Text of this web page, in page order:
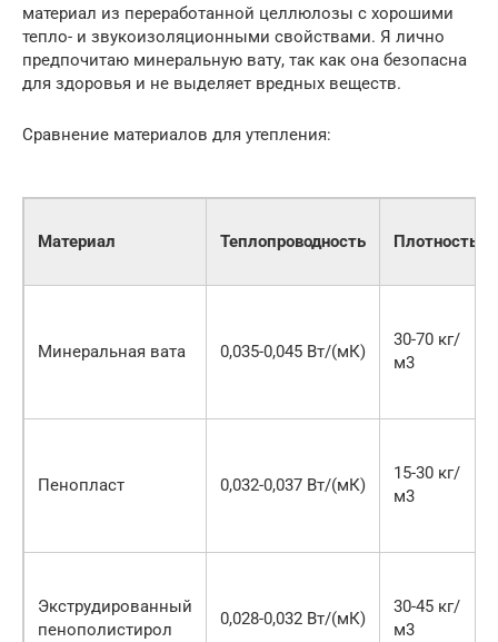
материал из переработанной целлюлозы с хорошими
тепло- и звукоизоляционными свойствами. Я лично
предпочитаю минеральную вату, так как она безопасна
для здоровья и не выделяет вредных веществ.
Сравнение материалов для утепления:
Материал Теплопроводность Плотность
Минеральная вата 0,035-0,045 Вт/(мК)
30-70 кг/
м3
Пенопласт 0,032-0,037 Вт/(мК)
15-30 кг/
м3
Экструдированный
пенополистирол
0,028-0,032 Вт/(мК)
30-45 кг/
м3